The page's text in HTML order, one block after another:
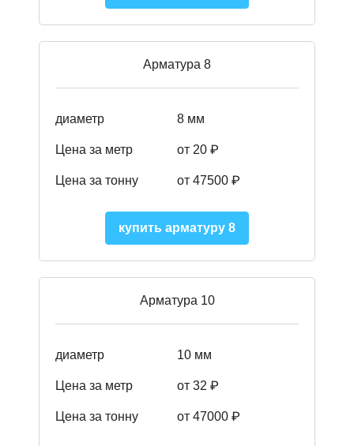
Арматура 8
диаметр 8 мм
Цена за метр от 20 ₽
Цена за тонну от 47500 ₽
купить арматуру 8
Арматура 10
диаметр 10 мм
Цена за метр от 32 ₽
Цена за тонну от 47000 ₽